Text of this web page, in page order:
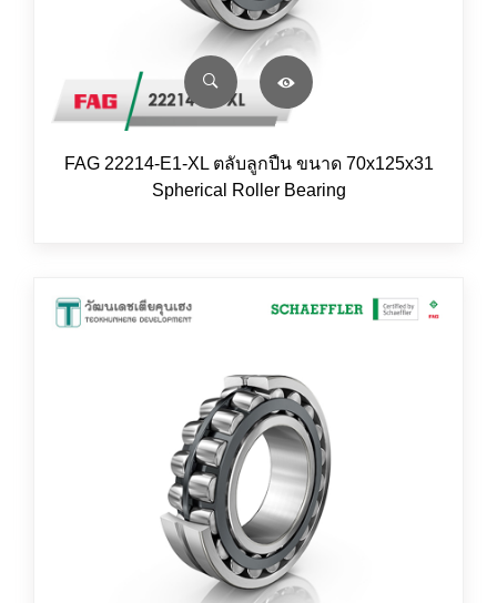
FAG 22214-E1-XL ตลับลูกปืน ขนาด 70x125x31
Spherical Roller Bearing